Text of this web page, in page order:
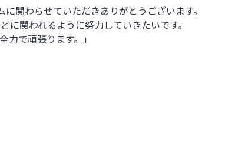
関わらせていただきありがとうございます。
関われるように努力していきたいです。
力で頑張ります。」